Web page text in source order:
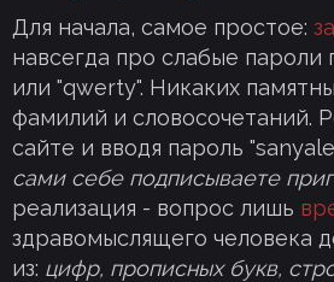
Для начала, самое простое:
навсегда про слабые пароли
или "qwerty". Никаких
фамилий и словосочетаний.
сайте и вводя пароль
сами себе подписываете
реализация - вопрос лишь
здравомыслящего человека
из: цифр, прописных букв,